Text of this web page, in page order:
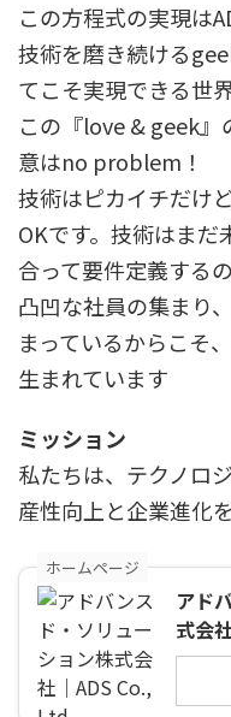
この方程式の実現は
技術を磨き続ける
てこそ実現できる世
この『love & geek』
意はno problem！
技術はピカイチだけ
OKです。技術はまだ
合って要件定義する
凸凹な社員の集まり
まっているからこそ
生まれています
ミッション
私たちは、テクノロ
産性向上と企業進化
ホームページ
アド
式会